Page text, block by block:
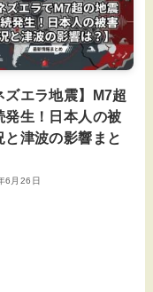
ズエラ地震】M7超
発生！日本人の被
と津波の影響まと
6月26日